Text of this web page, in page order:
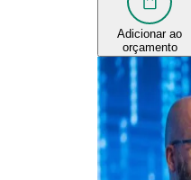
Adicionar ao
orçamento